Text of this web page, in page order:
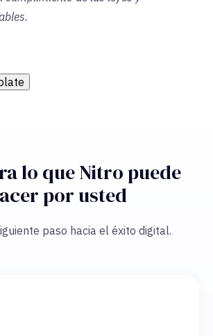
lo que Nitro puede
por usted
paso hacia el éxito digital.